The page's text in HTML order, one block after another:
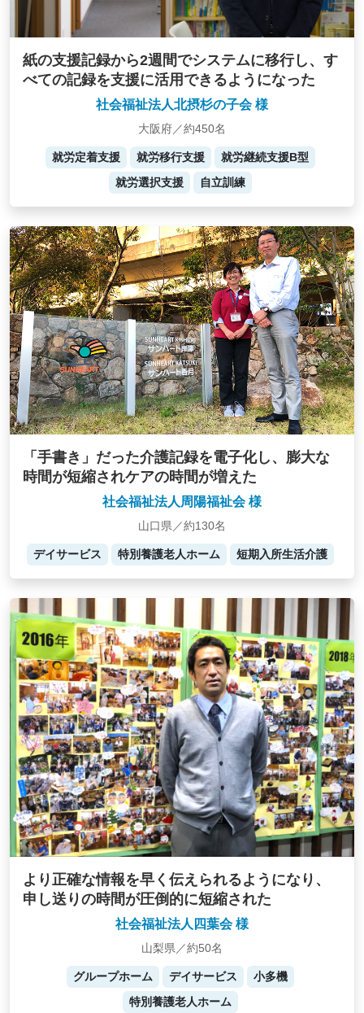
紙の支援記録から2週間でシステムに移行し、す
べての記録を支援に活用できるようになった
社会福祉法人北摂杉の子会 様
大阪府／約450名
就労定着支援 就労移行支援
就労継続支援B型
就労選択支援
自立訓練
「手書き」だった介護記録を電子化し、膨大な
時間が短縮されケアの時間が増えた
社会福祉法人周陽福祉会 様
山口県／約130名
デイサービス 特別養護老人ホーム 短期入所生活介護
より正確な情報を早く伝えられるようになり、
申し送りの時間が圧倒的に短縮された
社会福祉法人四葉会 様
山梨県／約50名
グループホーム デイサービス
小多機
特別養護老人ホーム